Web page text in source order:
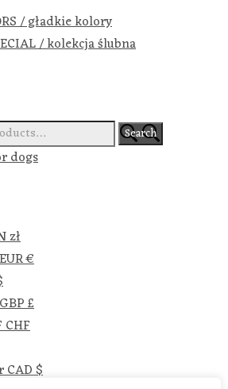
/ gładkie kolory
/ kolekcja ślubna
Search
dogs
zł
EUR €
GBP £
CHF
CAD $